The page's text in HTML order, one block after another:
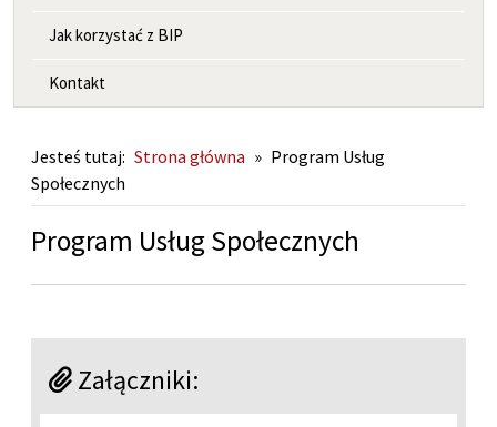
Jak korzystać z BIP
Kontakt
Jesteś tutaj: Strona główna » Program Usług
Społecznych
Program Usług Społecznych
Załączniki: